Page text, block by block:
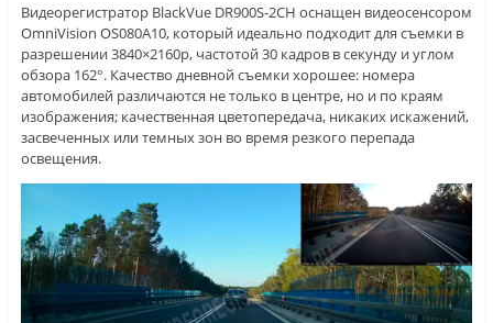
Видеорегистратор BlackVue DR900S-2CH оснащен видеосенсором
OmniVision OS080A10, который идеально подходит для съемки в
разрешении 3840×2160р, частотой 30 кадров в секунду и углом
обзора 162°. Качество дневной съемки хорошее: номера
автомобилей различаются не только в центре, но и по краям
изображения; качественная цветопередача, никаких искажений,
засвеченных или темных зон во время резкого перепада
освещения.